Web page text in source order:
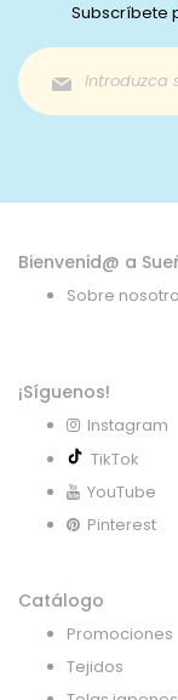
Subscríbete
Bienvenid@ a
Sobre
¡Síguenos!
Instagram
TikTok
YouTube
Pinterest
Catálogo
Promociones
Tejidos